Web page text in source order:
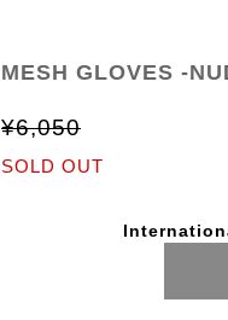
MESH GLOVES -
¥6,050
SOLD OUT